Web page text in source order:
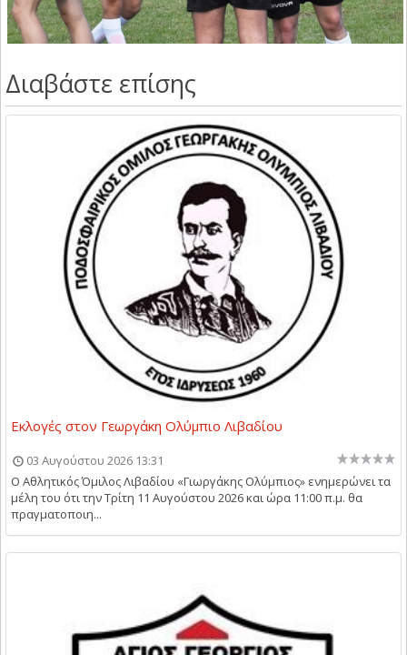
Διαβάστε επίσης
Εκλογές στον Γεωργάκη Ολύμπιο Λιβαδίου
03 Αυγούστου 2026 13:31
Ο Αθλητικός Όμιλος Λιβαδίου «Γιωργάκης Ολύμπιος» ενημερώνει τα
μέλη του ότι την Τρίτη 11 Αυγούστου 2026 και ώρα 11:00 π.μ. θα
πραγματοποιη...